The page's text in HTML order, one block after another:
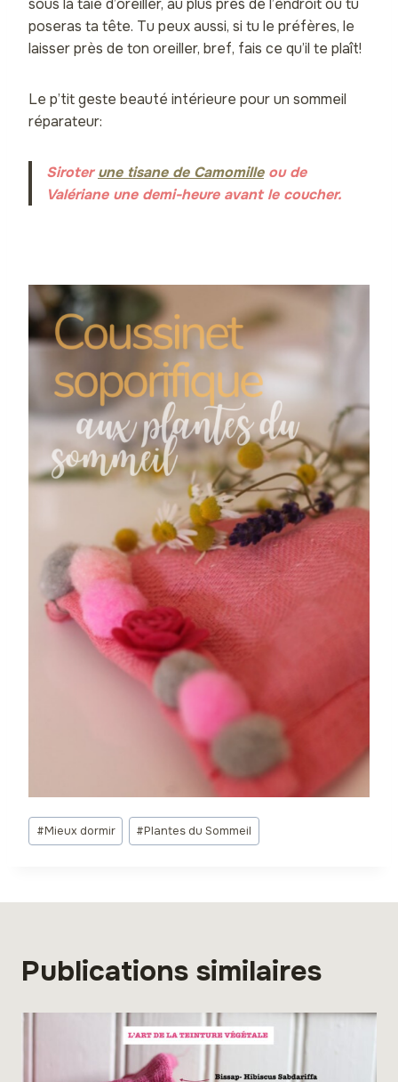
sous la taie d’oreiller, au plus près de l’endroit où tu
poseras ta tête. Tu peux aussi, si tu le préfères, le
laisser près de ton oreiller, bref, fais ce qu’il te plaît!
Le p’tit geste beauté intérieure pour un sommeil
réparateur:
Siroterune tisane de Camomilleou de
Valériane une demi-heure avant le coucher.
Étiquettes
de
#Mieux dormir #Plantes du Sommeil
Publications similaires